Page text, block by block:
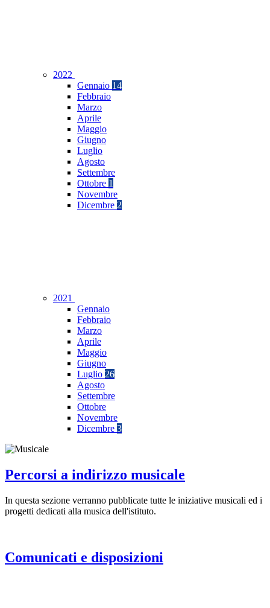
2022
Gennaio 14
Febbraio
Marzo
Aprile
Maggio
Giugno
Luglio
Agosto
Settembre
Ottobre 1
Novembre
Dicembre 2
2021
Gennaio
Febbraio
Marzo
Aprile
Maggio
Giugno
Luglio 26
Agosto
Settembre
Ottobre
Novembre
Dicembre 3
Percorsi a indirizzo musicale
In questa sezione verranno pubblicate tutte le iniziative musicali ed i
progetti dedicati alla musica dell'istituto.
Comunicati e disposizioni